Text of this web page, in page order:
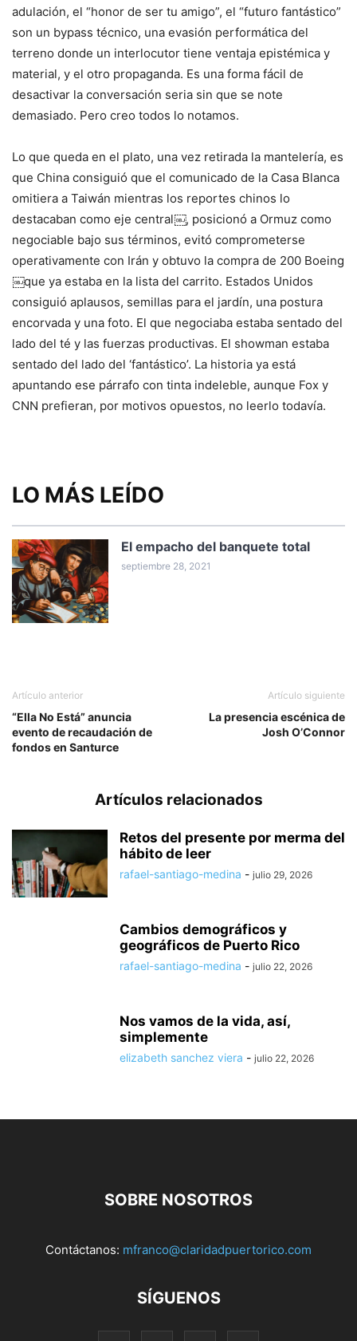
adulación, el “honor de ser tu amigo”, el “futuro fantástico”
son un bypass técnico, una evasión performática del
terreno donde un interlocutor tiene ventaja epistémica y
material, y el otro propaganda. Es una forma fácil de
desactivar la conversación seria sin que se note
demasiado. Pero creo todos lo notamos.
Lo que queda en el plato, una vez retirada la mantelería, es
que China consiguió que el comunicado de la Casa Blanca
omitiera a Taiwán mientras los reportes chinos lo
destacaban como eje central￼, posicionó a Ormuz como
negociable bajo sus términos, evitó comprometerse
operativamente con Irán y obtuvo la compra de 200 Boeing
￼que ya estaba en la lista del carrito. Estados Unidos
consiguió aplausos, semillas para el jardín, una postura
encorvada y una foto. El que negociaba estaba sentado del
lado del té y las fuerzas productivas. El showman estaba
sentado del lado del ‘fantástico’. La historia ya está
apuntando ese párrafo con tinta indeleble, aunque Fox y
CNN prefieran, por motivos opuestos, no leerlo todavía.
LO MÁS LEÍDO
El empacho del banquete total
septiembre 28, 2021
Artículo anterior
“Ella No Está” anuncia
evento de recaudación de
fondos en Santurce
Artículo siguiente
La presencia escénica de
Josh O’Connor
Artículos relacionados
Retos del presente por merma del
hábito de leer
rafael-santiago-medina - julio 29, 2026
Cambios demográficos y
geográficos de Puerto Rico
rafael-santiago-medina - julio 22, 2026
Nos vamos de la vida, así,
simplemente
elizabeth sanchez viera - julio 22, 2026
SOBRE NOSOTROS
Contáctanos: mfranco@claridadpuertorico.com
SÍGUENOS